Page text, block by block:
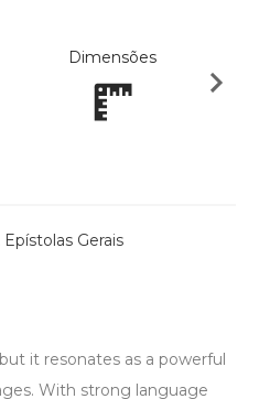
Dimensões
Epístolas Gerais
it resonates as a powerful
With strong language